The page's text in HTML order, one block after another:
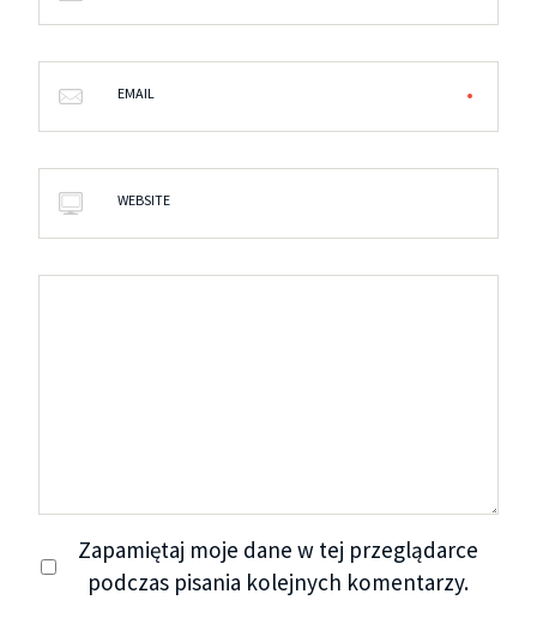
EMAIL
WEBSITE
Zapamiętaj moje dane w tej przeglądarce
podczas pisania kolejnych komentarzy.